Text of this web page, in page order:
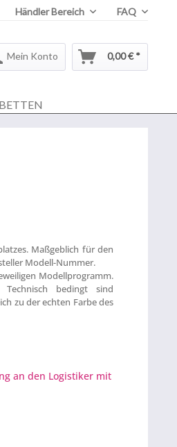
Händler Bereich FAQ
Mein Konto 0,00 € *
BETTEN
Maßgeblich für den
Modell-Nummer.
Modellprogramm.
bedingt sind
zu der echten Farbe des
an den Logistiker mit